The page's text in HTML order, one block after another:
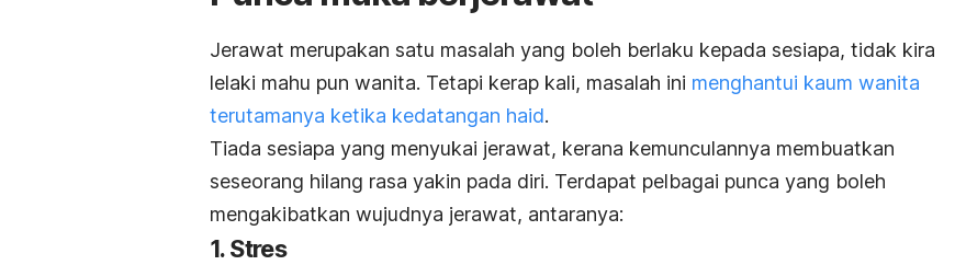
Jerawat merupakan satu masalah yang boleh berlaku kepada sesiapa, tidak kira
lelaki mahu pun wanita. Tetapi kerap kali, masalah ini menghantui kaum wanita
terutamanya ketika kedatangan haid.
Tiada sesiapa yang menyukai jerawat, kerana kemunculannya membuatkan
seseorang hilang rasa yakin pada diri. Terdapat pelbagai punca yang boleh
mengakibatkan wujudnya jerawat, antaranya:
1. Stres